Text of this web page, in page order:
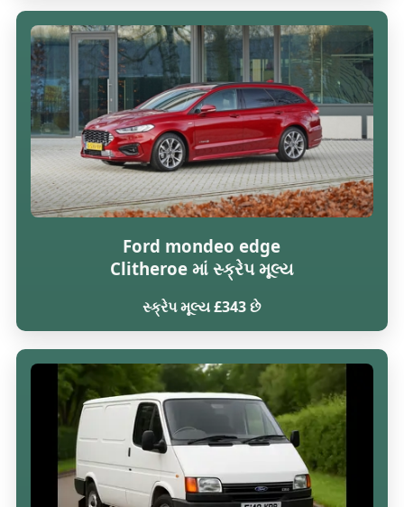
Ford mondeo edge
Clitheroe માં સ્ક્રેપ મૂલ્ય
સ્ક્રેપ મૂલ્ય £343 છે